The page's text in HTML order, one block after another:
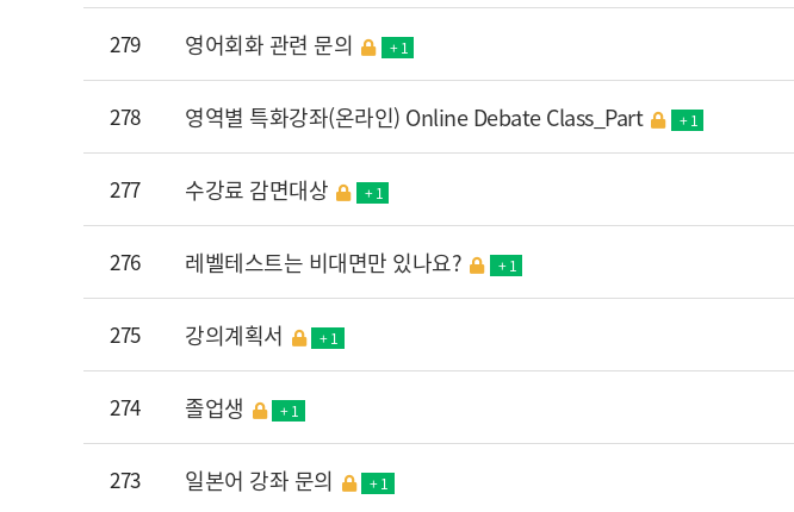
279 영어회화 관련 문의 + 1
278 영역별 특화강좌(온라인) Online Debate Class_Part + 1
277 수강료 감면대상 + 1
276 레벨테스트는 비대면만 있나요? + 1
275 강의계획서 + 1
274 졸업생 + 1
273 일본어 강좌 문의 + 1